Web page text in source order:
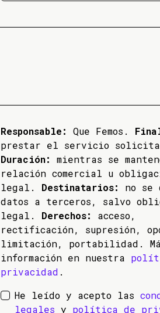
Responsable: Que Femos.
prestar el servicio
Duración:
mientras se
relación comercial u
legal. Destinatarios:
no se
datos a terceros, salvo
legal. Derechos:
acceso,
rectificación, supresión,
limitación, portabilidad.
información en nuestra
privacidad .
He leído y acepto las
legales y política de